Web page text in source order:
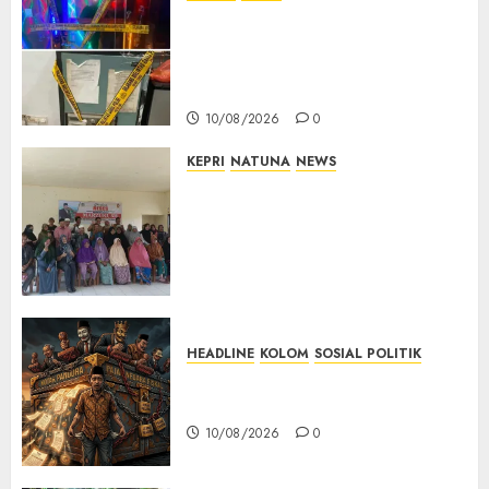
0
10/08/2026 0
KEPRI NATUNA NEWS
HEADLINE KOLOM SOSIAL POLITIK
10/08/2026 0